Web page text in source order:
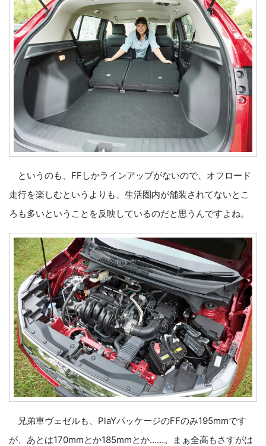
というのも、FFしかラインアップがないので、オフロード
走行を楽しむというよりも、生活圏内が舗装されてないとこ
ろも多いということを反映しているのだと思うんですよね。
兄弟車ヴェゼルも、PlaYパッケージのFFのみ195mmです
が、あとは170mmとか185mmとか……。まぁ全高もさすがは